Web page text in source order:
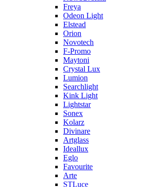
Freya
Odeon Light
Elstead
Orion
Novotech
F-Promo
Maytoni
Crystal Lux
Lumion
Searchlight
Kink Light
Lightstar
Sonex
Kolarz
Divinare
Artglass
Ideallux
Eglo
Favourite
Arte
STLuce